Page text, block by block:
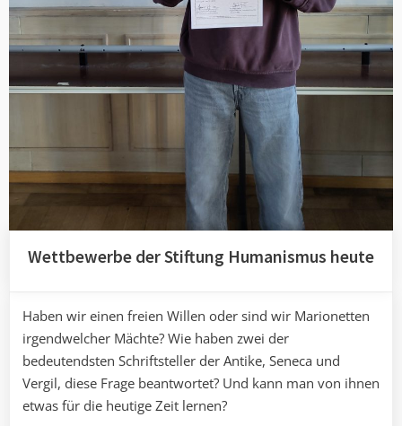
Wettbewerbe der Stiftung Humanismus heute
Haben wir einen freien Willen oder sind wir Marionetten
irgendwelcher Mächte? Wie haben zwei der
bedeutendsten Schriftsteller der Antike, Seneca und
Vergil, diese Frage beantwortet? Und kann man von ihnen
etwas für die heutige Zeit lernen?